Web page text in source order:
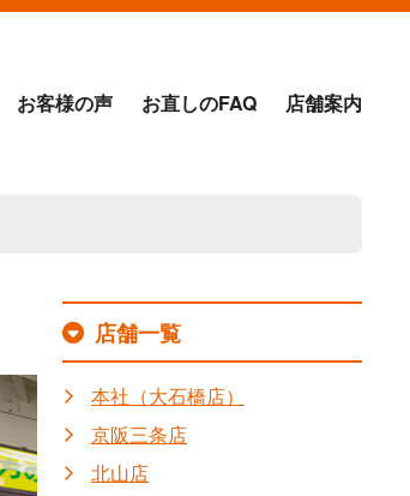
お客様の声 お直しのFAQ 店舗案内
店舗一覧
本社（大石橋店）
京阪三条店
北山店